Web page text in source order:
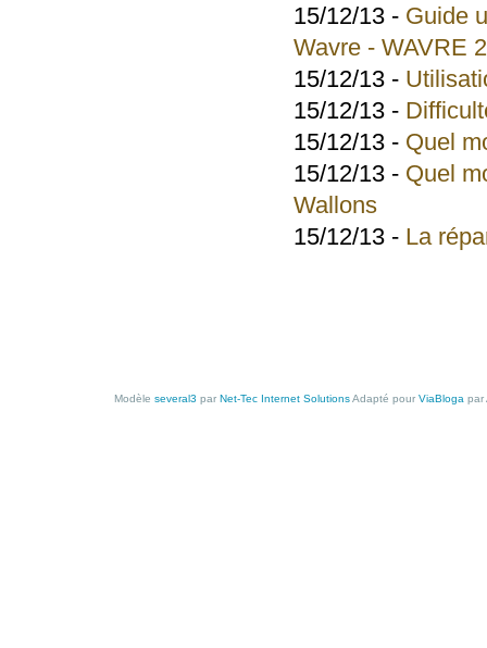
15/12/13 - Guide
Wavre - WAVRE
15/12/13 -
15/12/13 -
15/12/13 - Quel
15/12/13 - Quel
Wallons
15/12/13 - La
Modèle several3 par Net-Tec Internet SolutionsAdapté pour ViaBloga par